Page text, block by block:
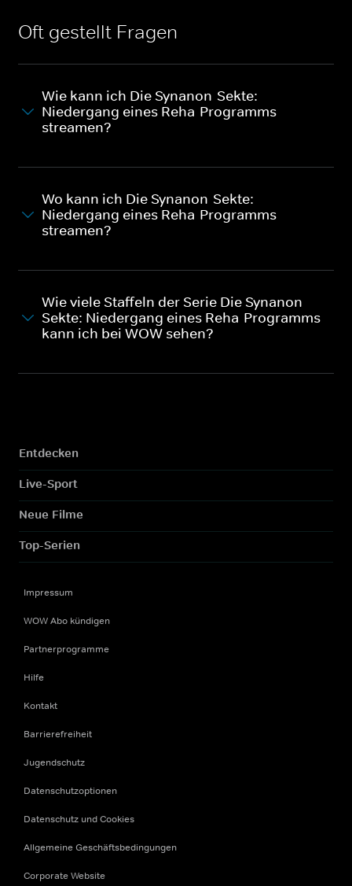
Oft gestellt Fragen
Wie kann ich Die Synanon-Sekte:
Niedergang eines Reha-Programms
streamen?
Wo kann ich Die Synanon-Sekte:
Niedergang eines Reha-Programms
streamen?
Wie viele Staffeln der Serie Die Synanon-
Sekte: Niedergang eines Reha-Programms
kann ich bei WOW sehen?
Entdecken
Live-Sport
Neue Filme
Top-Serien
Impressum
WOW Abo kündigen
Partnerprogramme
Hilfe
Kontakt
Barrierefreiheit
Jugendschutz
Datenschutzoptionen
Datenschutz und Cookies
Allgemeine Geschäftsbedingungen
Corporate Website